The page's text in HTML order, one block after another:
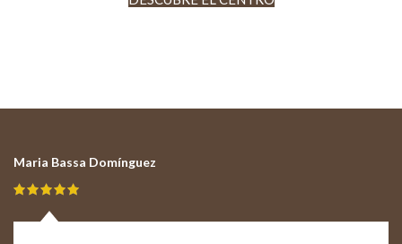
Maria Bassa Domínguez